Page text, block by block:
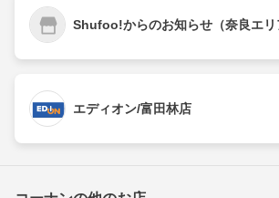
Shufoo!からのお知らせ（奈良エリ
エディオン/富田林店